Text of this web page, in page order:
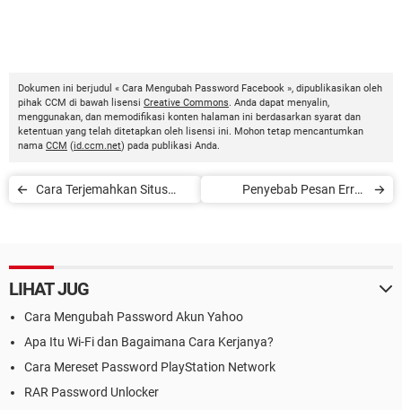
Dokumen ini berjudul « Cara Mengubah Password Facebook », dipublikasikan oleh
pihak CCM di bawah lisensi Creative Commons. Anda dapat menyalin,
menggunakan, dan memodifikasi konten halaman ini berdasarkan syarat dan
ketentuan yang telah ditetapkan oleh lisensi ini. Mohon tetap mencantumkan
nama CCM (id.ccm.net) pada publikasi Anda.
Cara Terjemahkan Situs
Penyebab Pesan Error
LIHAT JUG
Cara Mengubah Password Akun Yahoo
Apa Itu Wi-Fi dan Bagaimana Cara Kerjanya?
Cara Mereset Password PlayStation Network
RAR Password Unlocker